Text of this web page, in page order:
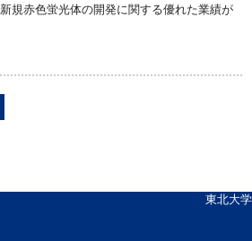
規赤色蛍光体の開発に関する優れた業績が
東北大